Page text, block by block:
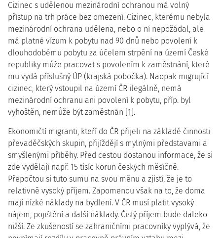
Cizinec s udělenou mezinárodní ochranou má volný
přístup na trh práce bez omezení. Cizinec, kterému nebyla
mezinárodní ochrana udělena, nebo o ní nepožádal, ale
má platné vízum k pobytu nad 90 dnů nebo povolení k
dlouhodobému pobytu za účelem strpění na území České
republiky může pracovat s povolením k zaměstnání, které
mu vydá příslušný ÚP (krajská pobočka). Naopak migrující
cizinec, který vstoupil na území ČR ilegálně, nemá
mezinárodní ochranu ani povolení k pobytu, příp. byl
vyhoštěn, nemůže být zaměstnán [1].
Ekonomičtí migranti, kteří do ČR přijeli na základě činnosti
převaděčských skupin, přijíždějí s mylnými představami a
smyšlenými příběhy. Před cestou dostanou informace, že si
zde vydělají např. 15 tisíc korun českých měsíčně.
Přepočtou si tuto sumu na svou měnu a zjistí, že je to
relativně vysoký příjem. Zapomenou však na to, že doma
mají nízké náklady na bydlení. V ČR musí platit vysoký
nájem, pojištění a další náklady. Čistý příjem bude daleko
nižší. Ze zkušeností se zahraničními pracovníky vyplývá, že